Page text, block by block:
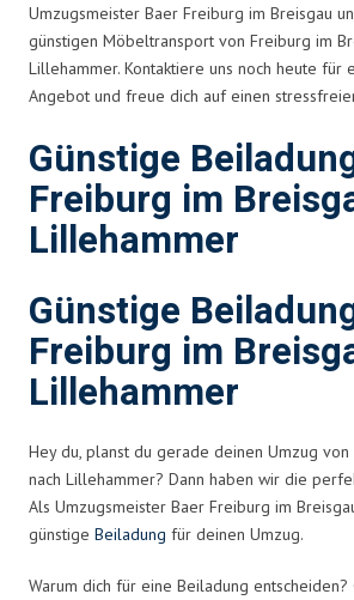
Umzugsmeister Baer Freiburg im Breisgau
günstigen Möbeltransport von Freiburg im
Lillehammer. Kontaktiere uns noch heute für
Angebot und freue dich auf einen
Günstige
Freiburg im
Lillehammer
Günstige
Freiburg im
Lillehammer
Hey du, planst du gerade deinen Umzug
nach Lillehammer? Dann haben wir die
Als Umzugsmeister Baer Freiburg im
günstige Beiladung für deinen Umzug.
Warum dich für eine Beiladung entscheiden?